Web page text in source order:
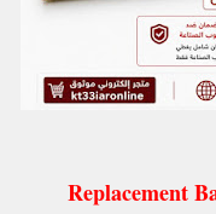
Replacement